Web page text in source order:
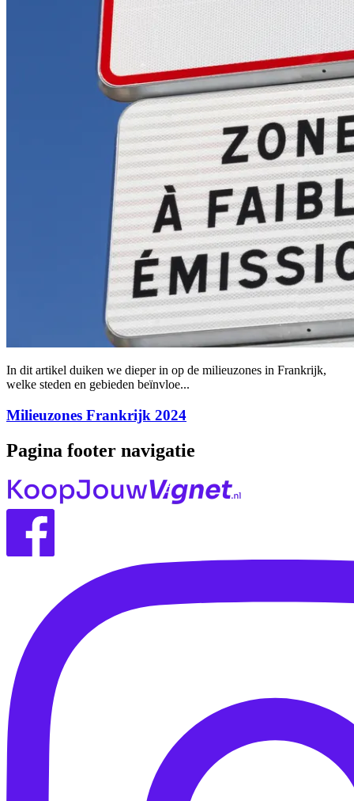
In dit artikel duiken we dieper in op de milieuzones in Frankrijk,
welke steden en gebieden beïnvloe...
Milieuzones Frankrijk 2024
Pagina footer navigatie